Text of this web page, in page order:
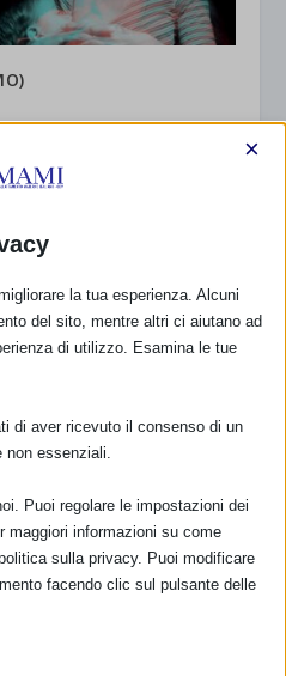
con resoconto
×
la tua esperienza. Alcuni
del sito, mentre altri ci aiutano ad
di utilizzo. Esamina le tue
di aver ricevuto il consenso di un
non essenziali.
Puoi regolare le impostazioni dei
maggiori informazioni su come
sulla privacy. Puoi modificare
facendo clic sul pulsante delle